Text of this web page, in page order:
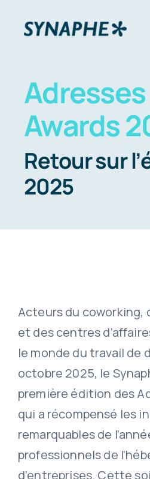
Nos
Nos
Adresses
Awards
Retour sur
2025
Acteurs du coworking,
et des centres
le monde du travail de
octobre 2025, le
première édition des
qui a récompensé les
remarquables de
professionnels de
d’entreprises. Cette